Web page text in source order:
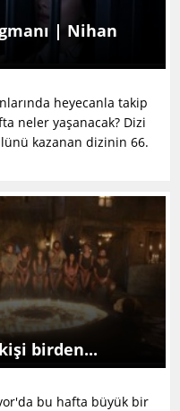
| Nihan
heyecanla takip
neler yaşanacak? Dizi
kazanan dizinin 66.
birden...
bu hafta büyük bir